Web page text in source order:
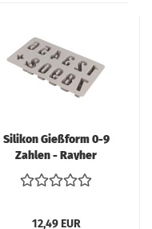
Silikon Gießform 0-9
Zahlen - Rayher
12,49 EUR